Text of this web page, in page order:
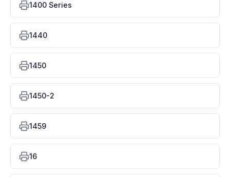
1400 Series
1440
1450
1450-2
1459
16